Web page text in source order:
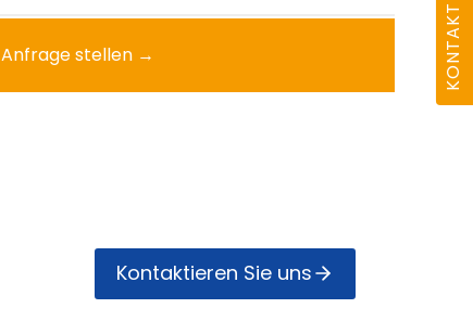
Anfrage stellen →
Kontak­tieren Sie uns
KONTAKT